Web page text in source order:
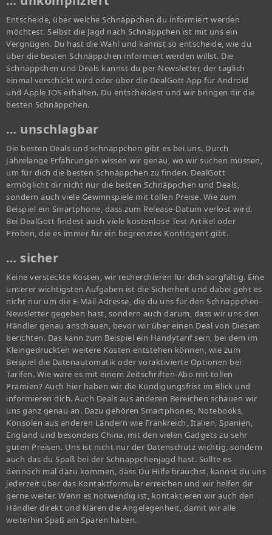
Entscheide, über welche Schnäppchen du informiert werden
möchtest. Selbst die Jagd nach Schnäppchen ist mit uns ein
Vergnügen. Du hast die Wahl und kannst so entscheide, wie du
über die besten Schnäppchen informiert werden willst. Die
Schnäppchen und Deals kannst du per Newsletter, der täglich
einmal verschickt wird oder über die DealGott App für Android
und Apple IOS erhalten. Du entscheidest und wir bringen dir die
besten Schnäppchen.
… unschlagbar
Die besten Deals und schnäppchen gibt es bei uns. Durch
Jahrelange Erfahrungen wissen wir genau, wo wir suchen müssen,
um für dich die besten Schnäppchen zu finden. DealGott
ermöglicht dir nicht nur die besten Schnäppchen und Deals,
sondern auch viele Gewinnspiele mit tollen Preise. Wie zum
Beispiel ein Smartphone, dass zum Release-Datum verlost wird.
Bei DealGott findest auch viele kostenlose Test-Artikel oder
Proben, die es immer für ein begrenztes Kontingent gibt.
… sicher
Keine versteckte Kosten, wir recherchieren für dich sorgfältig. Eine
unserer wichtigsten Aufgaben ist die Sicherheit und dabei geht es
nicht nur um die E-Mail Adresse, die du uns für den Schnäppchen-
Newsletter gegeben hast, sondern auch darum, dass wir uns den
Händler genau anschauen, bevor wir über einen Deal von Diesem
berichten. Das kann zum Beispiel ein Handytarif sein, bei dem im
Kleingedruckten weitere Kosten entstehen können, wie zum
Beispiel die Datenautomatik oder voraktivierte Optionen bei
Tarifen. Wie wäre es mit einem Zeitschriften-Abo mit tollen
Prämien? Auch hier haben wir die Kündigungsfrist im Blick und
informieren dich. Auch Deals aus anderen Bereichen schauen wir
uns ganz genau an. Dazu gehören Smartphones, Notebooks,
Konsolen aus anderen Ländern wie Frankreich, Italien, Spanien,
England und besonders China, mit den vielen Gadgets zu sehr
guten Preisen. Uns ist nicht nur der Datenschutz wichtig, sondern
auch das du Spaß bei der Schnäppchenjagd hast. Sollte es
dennoch mal dazu kommen, dass Du Hilfe brauchst, kannst du uns
jederzeit über das Kontaktformular erreichen und wir helfen dir
gerne weiter. Wenn es notwendig ist, kontaktieren wir auch den
Händler direkt und klären die Angelegenheit, damit wir alle
weiterhin Spaß am Sparen haben.